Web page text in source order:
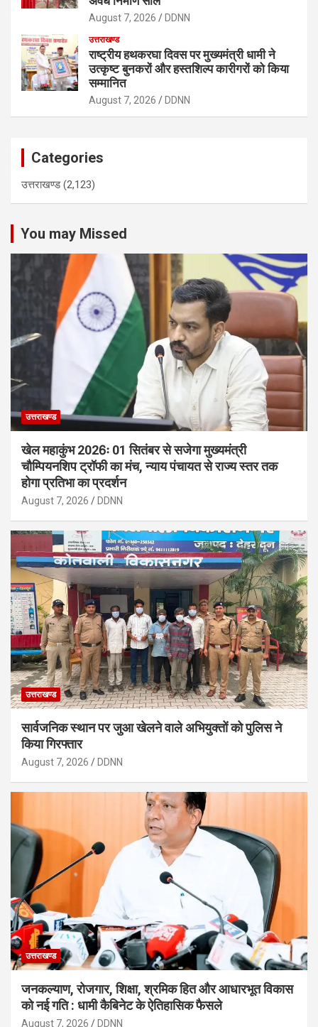
August 7, 2026 DDNN
उत्तराखण्ड
राष्ट्रीय हथकरघा दिवस पर मुख्यमंत्री धामी ने
उत्कृष्ट बुनकरों और हस्तशिल्प कारीगरों को किया
सम्मानित
August 7, 2026 DDNN
Categories
उत्तराखण्ड(2,123)
You may Missed
उत्तराखण्ड
खेल महाकुंभ 2026ः 01 सितंबर से सजेगा मुख्यमंत्री
चौम्पियनशिप ट्रॉफी का मंच, न्याय पंचायत से राज्य स्तर तक
होगा प्रतिभा का प्रदर्शन
August 7, 2026 DDNN
उत्तराखण्ड
सार्वजनिक स्थान पर जुआ खेलने वाले अभियुक्तों को पुलिस ने
किया गिरफ्तार
August 7, 2026 DDNN
उत्तराखण्ड
जनकल्याण, रोजगार, शिक्षा, श्रमिक हित और आधारभूत विकास
को नई गति : धामी कैबिनेट के ऐतिहासिक फैसले
August 7, 2026 DDNN